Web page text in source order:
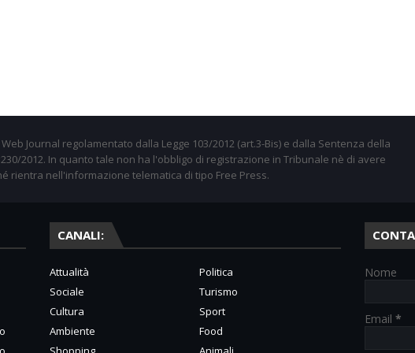
Journal regolamentato dalla Legge 103/2012 (art.3-Bis) e dalla Sentenza della
2012. In quanto tale non ha l'obbligo di registrazione in Tribunale nè di avere
rientra nell'informazione telematica di tipo Free Press.
CANALI:
Attualità
Politica
Sociale
Turismo
Cultura
Sport
Ambiente
Food
Nome
Email *